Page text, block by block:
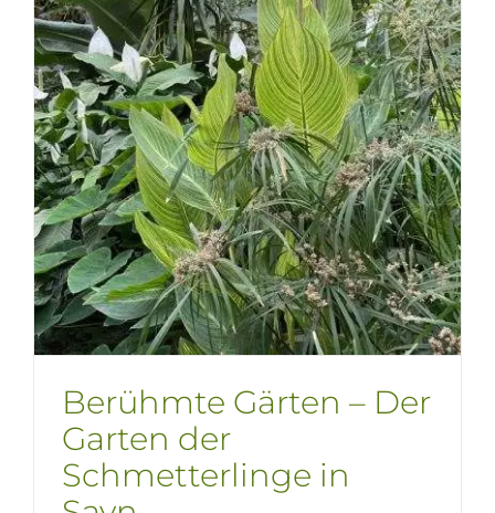
Berühmte Gärten – Der
Garten der
Schmetterlinge in